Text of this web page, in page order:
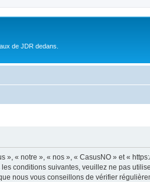
de JDR dedans.
», « notre », « nos », « CasusNO » et «
conditions suivantes, veuillez ne pas
nous vous conseillons de vérifier